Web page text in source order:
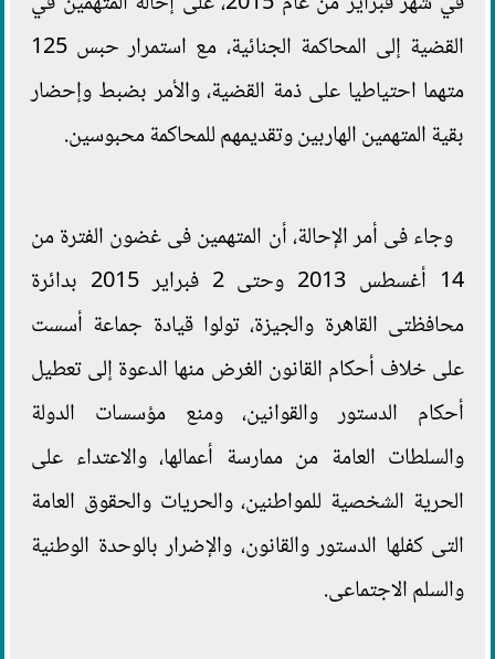
القضية إلى المحاكمة الجنائية، مع استمرار حبس 125
متهما احتياطيا على ذمة القضية، والأمر بضبط وإحضار
بقية المتهمين الهاربين وتقديمهم للمحاكمة محبوسين.
وجاء فى أمر الإحالة، أن المتهمين فى غضون الفترة من
14 أغسطس 2013 وحتى 2 فبراير 2015 بدائرة
محافظتى القاهرة والجيزة، تولوا قيادة جماعة أسست
على خلاف أحكام القانون الغرض منها الدعوة إلى تعطيل
أحكام الدستور والقوانين، ومنع مؤسسات الدولة
والسلطات العامة من ممارسة أعمالها، والاعتداء على
الحرية الشخصية للمواطنين، والحريات والحقوق العامة
التى كفلها الدستور والقانون، والإضرار بالوحدة الوطنية
والسلم الاجتماعى.